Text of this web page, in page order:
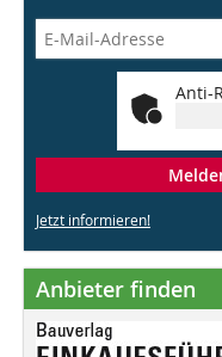
Anti-
Jetzt informieren!
Anbieter finden